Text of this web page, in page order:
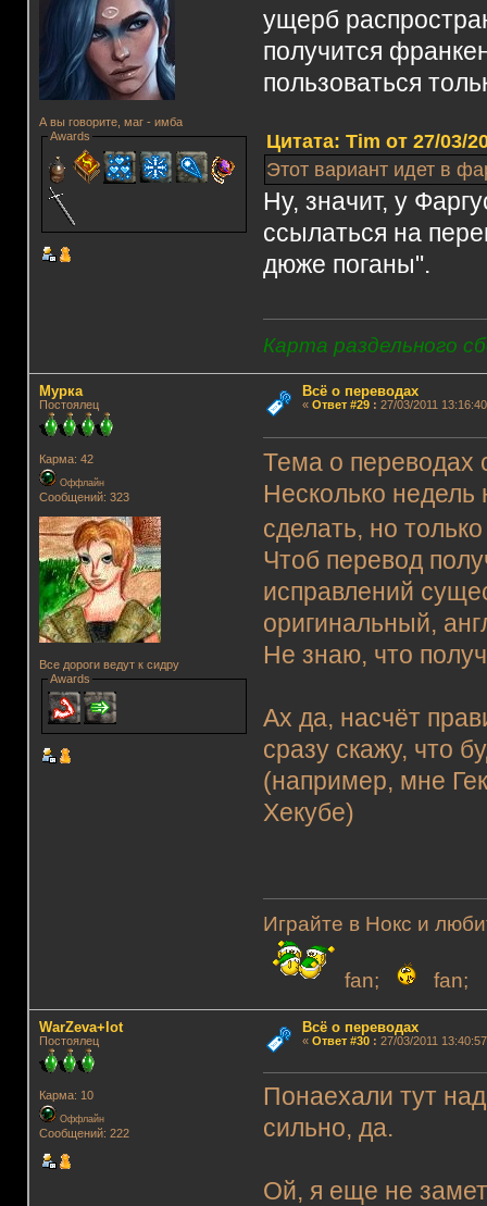
А вы говорите, маг - имба
Awards
ущерб
получится
пользоваться
Цитата: Tim от 27/03/
Этот вариант идет в
Ну, значит, у
ссылаться на
дюже поганы".
Карта раздельного
Мурка
Постоялец
Карма: 42
Оффлайн
Сообщений: 323
Все дороги ведут к сидру
Awards
Всё о переводах
« Ответ #29: 27/03/2011
Тема о переводах
Несколько
сделать, но
Чтоб перевод
исправлений
оригинальный,
Не знаю, что
Ах да, насчёт
сразу скажу, что
(например, мне
Хекубе)
Играйте в Нокс и
fan; fan;
WarZeva+lot
Постоялец
Карма: 10
Оффлайн
Сообщений: 222
Всё о переводах
« Ответ #30: 27/03/2011
Понаехали тут
сильно, да.
Ой, я еще не